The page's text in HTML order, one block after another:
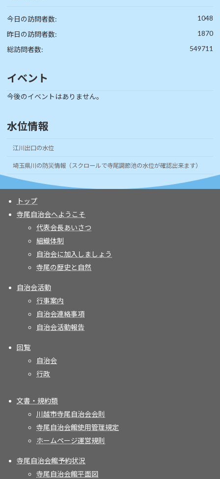
1048
今日の訪問者数:
1870
昨日の訪問者数:
549711
総訪問者数:
イベント
今後のイベントはありません。
水位情報
江川出口の水位
埼玉県川の防災情報（スクロールで寺尾調節池の水位が確認出来ます）
トップ
寺尾自治会へようこそ
代表会長あいさつ
組織体制
自治会に加入しましょう
寺尾の歴史と自然
自治会活動
行事案内
自治会連絡事項
自治会活動報告
回覧
自治会
行政
文書・規約類
川越市寺尾自治会会則
寺尾自治会館使用管理規定
ホームページ運営規則
寺尾自治会館予約状況
寺尾自治会館平面図